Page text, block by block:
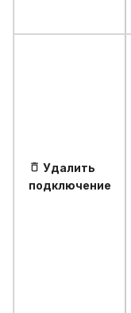
Удалить
подключение